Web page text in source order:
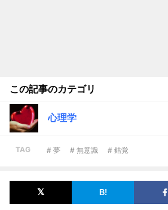
この記事のカテゴリ
心理学
TAG # 夢 # 無意識 # 錯覚